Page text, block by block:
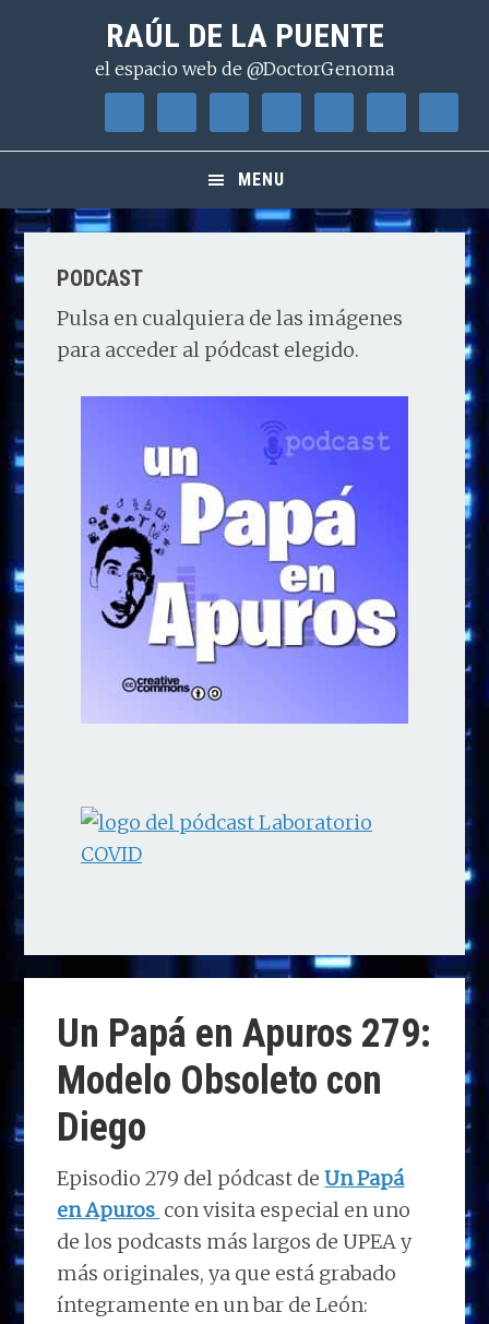
contenido
RAÚL DE LA PUENTE
el espacio web de @DoctorGenoma
MENU
PODCAST
Pulsa en cualquiera de las imágenes
para acceder al pódcast elegido.
Un Papá en Apuros 279:
Modelo Obsoleto con
Diego
Episodio 279 del pódcast deUn Papá
en Apuros con visita especial en uno
de los podcasts más largos de UPEA y
más originales, ya que está grabado
íntegramente en un bar de León: